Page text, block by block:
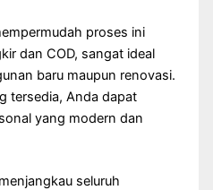
proses ini
dan COD, sangat ideal
baru maupun renovasi.
tersedia, Anda dapat
yang modern dan
seluruh